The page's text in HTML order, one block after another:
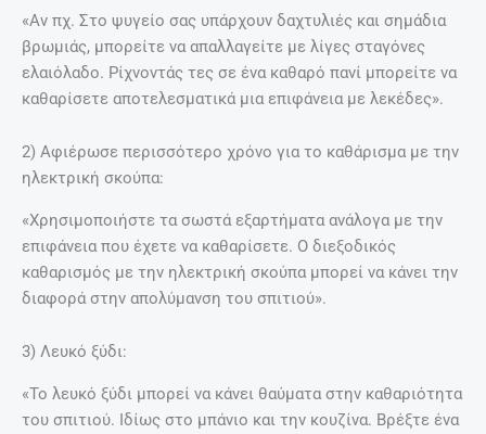
«Αν πχ. Στο ψυγείο σας υπάρχουν δαχτυλιές και σημάδια
βρωμιάς, μπορείτε να απαλλαγείτε με λίγες σταγόνες
ελαιόλαδο. Ρίχνοντάς τες σε ένα καθαρό πανί μπορείτε να
καθαρίσετε αποτελεσματικά μια επιφάνεια με λεκέδες».
2) Αφιέρωσε περισσότερο χρόνο για το καθάρισμα με την
ηλεκτρική σκούπα:
«Χρησιμοποιήστε τα σωστά εξαρτήματα ανάλογα με την
επιφάνεια που έχετε να καθαρίσετε. O διεξοδικός
καθαρισμός με την ηλεκτρική σκούπα μπορεί να κάνει την
διαφορά στην απολύμανση του σπιτιού».
3) Λευκό ξύδι:
«To λευκό ξύδι μπορεί να κάνει θαύματα στην καθαριότητα
του σπιτιού. Ιδίως στο μπάνιο και την κουζίνα. Βρέξτε ένα